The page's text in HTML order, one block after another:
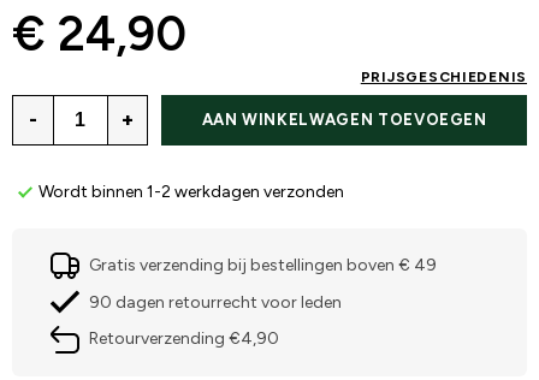
€ 24,90
PRIJSGESCHIEDENIS
- + AAN WINKELWAGEN TOEVOEGEN
Wordt binnen 1-2 werkdagen verzonden
Gratis verzending bij bestellingen boven € 49
90 dagen retourrecht voor leden
Retourverzending €4,90